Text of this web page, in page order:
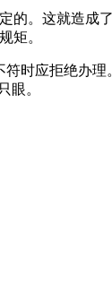
的。这就造成
矩。
时应拒绝办
眼。